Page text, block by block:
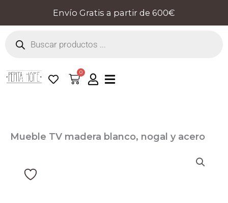
contenido
Envío Gratis a partir de 600€
productos
0
Cart
Mueble TV madera blanco, nogal y acero